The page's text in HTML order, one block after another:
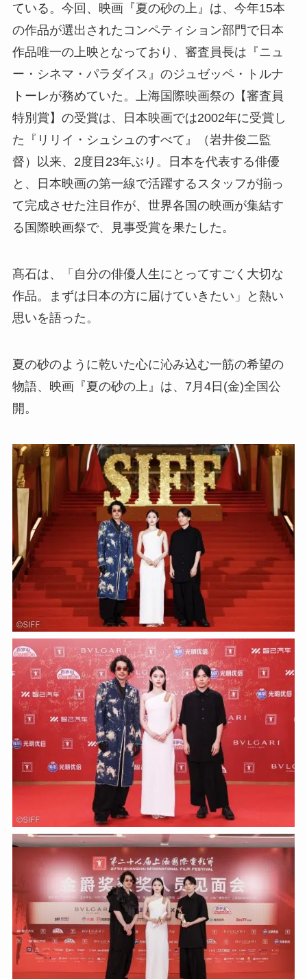
ている。今回、映画『夏の砂の上』は、今年15本
の作品が選出されたコンペティション部門で日本
作品唯一の上映となっており、審査員長は『ニュ
ー・シネマ・パラダイス』のジュゼッペ・トルナ
トーレが務めていた。上海国際映画祭の【審査員
特別賞】の受賞は、日本映画では2002年に受賞し
た『リリイ・シュシュのすべて』（岩井俊二監
督）以来、2度目23年ぶり。日本を代表する俳優
と、日本映画の第一線で活躍するスタッフが揃っ
て完成させた注目作が、世界各国の映画が集結す
る国際映画祭で、見事受賞を果たした。
髙石は、「自分の俳優人生にとってすごく大切な
作品。まずは日本の方に届けていきたい」と熱い
思いを語った。
夏の砂のように乾いた心に沁み込む一筋の希望の
物語、映画『夏の砂の上』は、7月4日(金)全国公
開。